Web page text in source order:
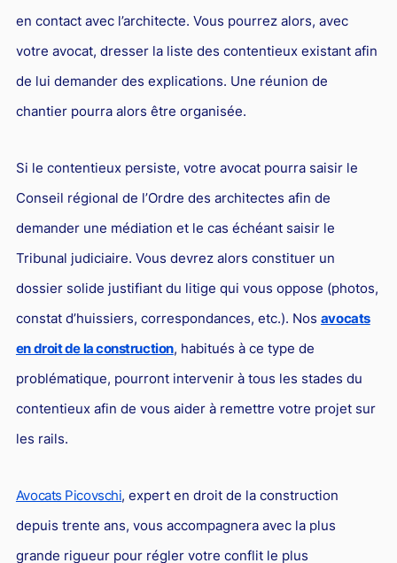
en contact avec l’architecte. Vous pourrez alors, avec
votre avocat, dresser la liste des contentieux existant afin
de lui demander des explications. Une réunion de
chantier pourra alors être organisée.
Si le contentieux persiste, votre avocat pourra saisir le
Conseil régional de l’Ordre des architectes afin de
demander une médiation et le cas échéant saisir le
Tribunal judiciaire. Vous devrez alors constituer un
dossier solide justifiant du litige qui vous oppose (photos,
constat d’huissiers, correspondances, etc.). Nos avocats
en droit de la construction, habitués à ce type de
problématique, pourront intervenir à tous les stades du
contentieux afin de vous aider à remettre votre projet sur
les rails.
Avocats Picovschi, expert en droit de la construction
depuis trente ans, vous accompagnera avec la plus
grande rigueur pour régler votre conflit le plus